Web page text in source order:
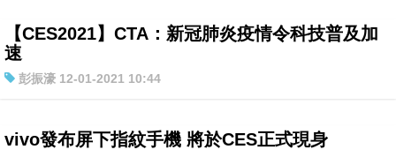
IT Times
生成式AI與雲端應用
特集
【CES2021】CTA：新冠肺炎疫情令科技普及加
速
彭振濠 12-01-2021 10:44
vivo發布屏下指紋手機 將於CES正式現身